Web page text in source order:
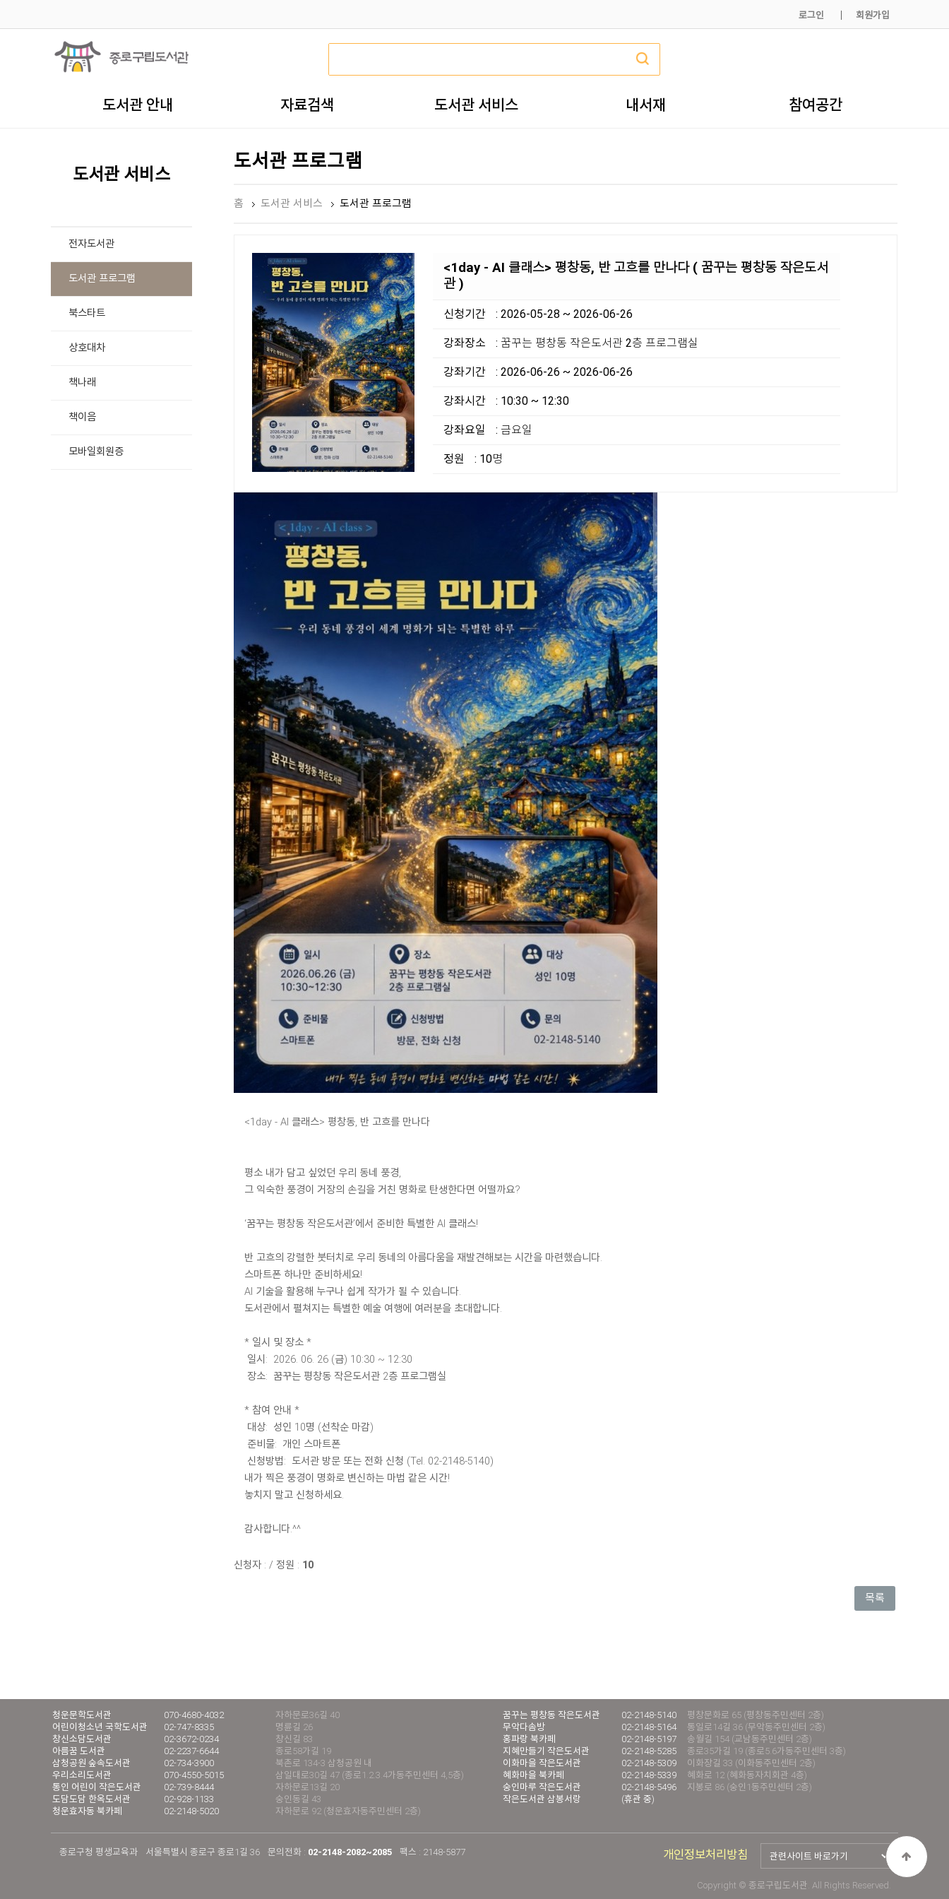
로그인 회원가입
도서관 안내 자료검색 도서관 서비스 내서재 참여공간
도서관 서비스
전자도서관
도서관 프로그램
북스타트
상호대차
책나래
책이음
모바일회원증
도서관 프로그램
홈 도서관 서비스 도서관 프로그램
<1day - AI 클래스> 평창동, 반 고흐를 만나다 ( 꿈꾸는 평창동 작은도서
관 )
신청기간 : 2026-05-28 ~ 2026-06-26
강좌장소 : 꿈꾸는 평창동 작은도서관 2층 프로그램실
강좌기간 : 2026-06-26 ~ 2026-06-26
강좌시간 : 10:30 ~ 12:30
강좌요일 : 금요일
정원 : 10명
<1day - AI 클래스> 평창동, 반 고흐를 만나다
평소 내가 담고 싶었던 우리 동네 풍경,
그 익숙한 풍경이 거장의 손길을 거친 명화로 탄생한다면 어떨까요?
‘꿈꾸는 평창동 작은도서관’에서 준비한 특별한 AI 클래스!
반 고흐의 강렬한 붓터치로 우리 동네의 아름다움을 재발견해보는 시간을 마련했습니다.
스마트폰 하나만 준비하세요!
AI 기술을 활용해 누구나 쉽게 작가가 될 수 있습니다.
도서관에서 펼쳐지는 특별한 예술 여행에 여러분을 초대합니다.
* 일시 및 장소 *
일시: 2026. 06. 26 (금) 10:30 ~ 12:30
장소: 꿈꾸는 평창동 작은도서관 2층 프로그램실
* 참여 안내 *
대상: 성인 10명 (선착순 마감)
준비물: 개인 스마트폰
신청방법: 도서관 방문 또는 전화 신청 (Tel. 02-2148-5140)
내가 찍은 풍경이 명화로 변신하는 마법 같은 시간!
놓치지 말고 신청하세요.
감사합니다.^^
신청자 : / 정원 : 10
목록
청운문학도서관 070-4680-4032
자하문로36길 40
어린이청소년 국학도서관
02-747-8335
명륜길 26
창신소담도서관
02-3672-0234
창신길 83
아름꿈 도서관
02-2237-6644
종로58가길 19
삼청공원 숲속도서관
02-734-3900
북촌로 134-3 삼청공원 내
우리소리도서관
070-4550-5015
삼일대로30길 47 (종로1.2.3.4가동주민센터 4,5층)
통인 어린이 작은도서관
02-739-8444
자하문로13길 20
도담도담 한옥도서관
02-928-1133
숭인동길 43
청운효자동 북카페
02-2148-5020 자하문로 92 (청운효자동주민센터 2층)
꿈꾸는 평창동 작은도서관 02-2148-5140
평창문화로 65 (평창동주민센터 2층)
무악다솜방
02-2148-5164
통일로14길 36 (무악동주민센터 2층)
홍파랑 북카페
02-2148-5197
송월길 154 (교남동주민센터 2층)
지혜만들기 작은도서관
02-2148-5285
종로35가길 19 (종로5.6가동주민센터 3층)
이화마을 작은도서관
02-2148-5309
이화장길 33 (이화동주민센터 2층)
혜화마을 북카페
02-2148-5339
혜화로 12 (혜화동자치회관 4층)
숭인마루 작은도서관
02-2148-5496
지봉로 86 (숭인1동주민센터 2층)
작은도서관 삼봉서랑
(휴관 중)
종로구청 평생교육과 서울특별시 종로구 종로1길 36 문의전화 : 02-2148-2082~2085 팩스 : 2148-5877 개인정보처리방침
Copyright © 종로구립도서관. All Rights Reserved.